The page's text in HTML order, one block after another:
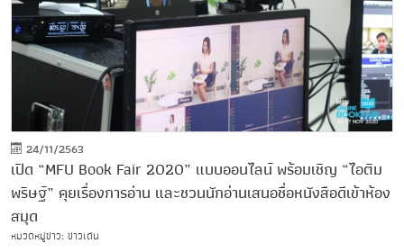
24/11/2563
เปิด “MFU Book Fair 2020” แบบออนไลน์ พร้อมเชิญ “ไอติม
พริษฐ์” คุยเรื่องการอ่าน และชวนนักอ่านเสนอชื่อหนังสือดีเข้าห้อง
สมุด
หมวดหมู่ข่าว: ข่าวเด่น